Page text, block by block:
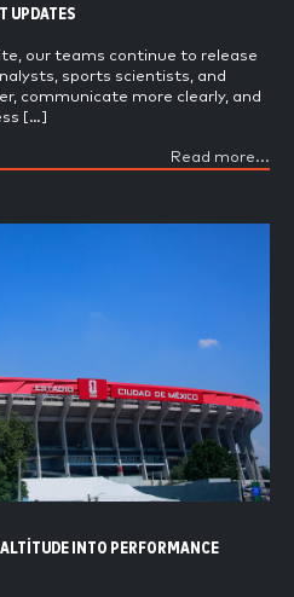
UPDATES
our teams continue to release
sports scientists, and
communicate more clearly, and
[…]
Read more...
INTO PERFORMANCE